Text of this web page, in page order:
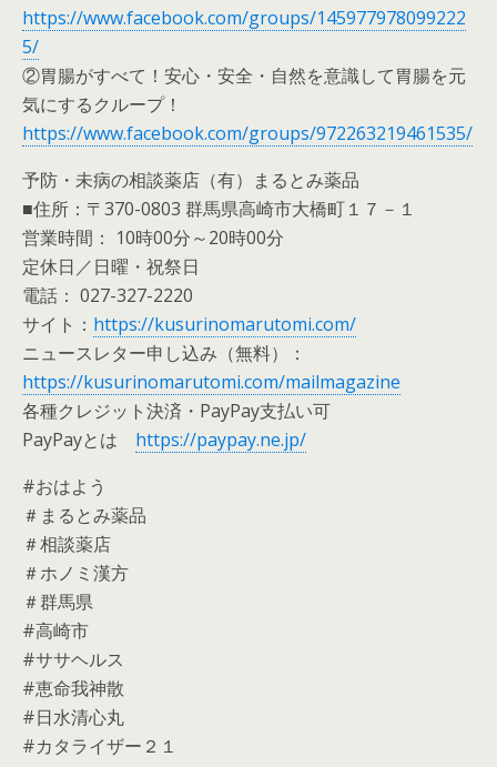
https://www.facebook.com/groups/145977978099222
5/
②胃腸がすべて！安心・安全・自然を意識して胃腸を元
気にするクループ！
https://www.facebook.com/groups/972263219461535/
予防・未病の相談薬店（有）まるとみ薬品
■住所：〒370-0803 群馬県高崎市大橋町１７－１
営業時間： 10時00分～20時00分
定休日／日曜・祝祭日
電話： 027-327-2220
サイト： https://kusurinomarutomi.com/
ニュースレター申し込み（無料）：
https://kusurinomarutomi.com/mailmagazine
各種クレジット決済・PayPay支払い可
PayPayとは https://paypay.ne.jp/
#おはよう
＃まるとみ薬品
＃相談薬店
＃ホノミ漢方
＃群馬県
#高崎市
#ササヘルス
#恵命我神散
#日水清心丸
#カタライザー２１